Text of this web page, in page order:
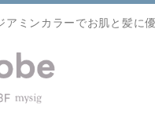
ミンカラーでお肌と髪に